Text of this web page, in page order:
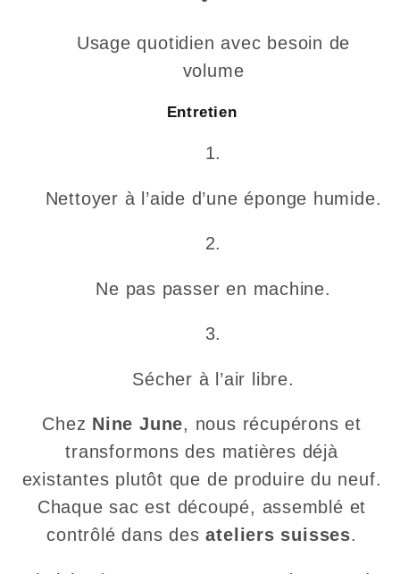
Usage quotidien avec besoin de
volume
Entretien
Nettoyer à l’aide d’une éponge humide.
Ne pas passer en machine.
Sécher à l’air libre.
Chez Nine June, nous récupérons et
transformons des matières déjà
existantes plutôt que de produire du neuf.
Chaque sac est découpé, assemblé et
contrôlé dans desateliers suisses.